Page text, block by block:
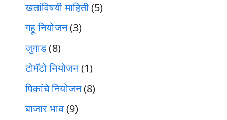
खतांविषयी माहिती(5)
गहू नियोजन(3)
जुगाड(8)
टोमॅटो नियोजन(1)
पिकांचे नियोजन(8)
बाजार भाव(9)